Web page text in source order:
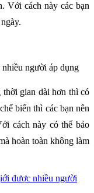
Với cách này các bạn
người áp dụng
thời gian dài hơn thì có
biến thì các bạn nên
cách này có thể bảo
hoàn toàn không làm
được nhiều người